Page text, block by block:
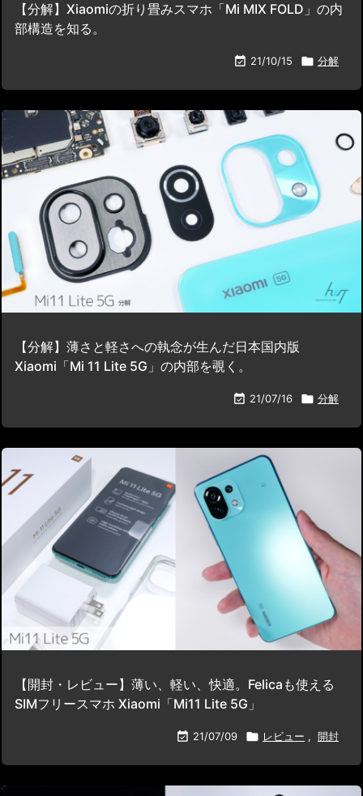
【分解】Xiaomiの折り畳みスマホ「Mi MIX FOLD」の内
部構造を知る。
 21/10/15  分解
【分解】薄さと軽さへの執念が生んだ日本国内版
Xiaomi「Mi 11 Lite 5G」の内部を覗く。
 21/07/16  分解
【開封・レビュー】薄い、軽い、快適。Felicaも使える
SIMフリースマホ Xiaomi「Mi11 Lite 5G」
 21/07/09  レビュー , 開封